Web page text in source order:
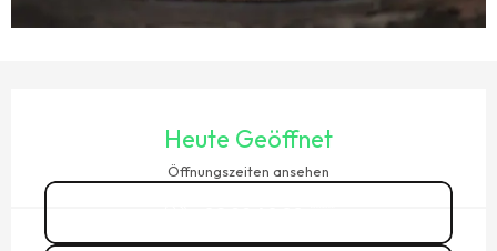
Heute Geöffnet
Öffnungszeiten ansehen